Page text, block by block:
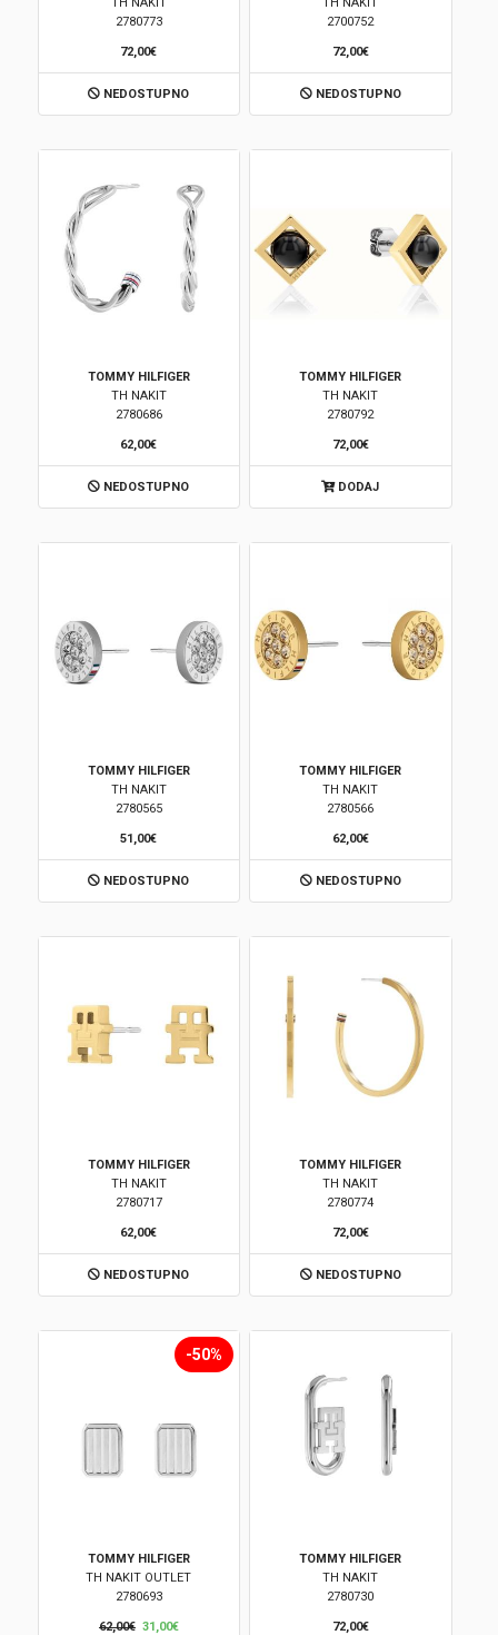
2780773
72,00€
NEDOSTUPNO
2700752
72,00€
NEDOSTUPNO
TOMMY HILFIGER
TH NAKIT
2780686
62,00€
NEDOSTUPNO
TOMMY HILFIGER
TH NAKIT
2780792
72,00€
DODAJ
TOMMY HILFIGER
TH NAKIT
2780565
51,00€
NEDOSTUPNO
TOMMY HILFIGER
TH NAKIT
2780566
62,00€
NEDOSTUPNO
TOMMY HILFIGER
TH NAKIT
2780717
62,00€
NEDOSTUPNO
TOMMY HILFIGER
TH NAKIT
2780774
72,00€
NEDOSTUPNO
-50%
TOMMY HILFIGER
TH NAKIT OUTLET
2780693
62,00€ 31,00€
TOMMY HILFIGER
TH NAKIT
2780730
72,00€